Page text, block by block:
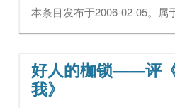
本条目发布于2006-02-05。属
好人的枷锁——评
我》